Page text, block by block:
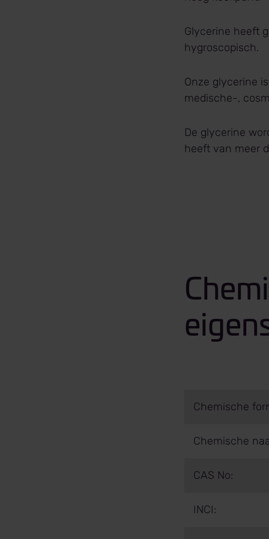
Glycerine heeft
hygroscopisch.
Onze glycerine
medische-,
De glycerine
heeft van meer
Chemische
Chemische
CAS No:
INCI: